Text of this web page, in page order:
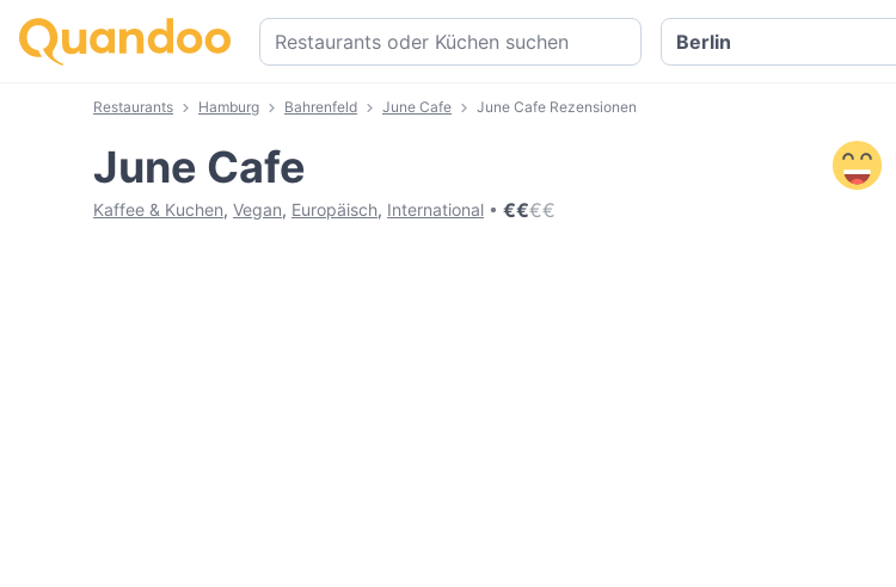
Restaurants Hamburg Bahrenfeld June Cafe June Cafe Rezensionen
June Cafe
Kaffee & Kuchen, Vegan, Europäisch, International €€€€